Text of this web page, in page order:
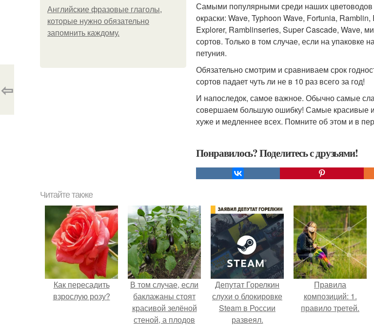
Английские фразовые глаголы,
которые нужно обязательно
запомнить каждому.
Самыми популярными среди наших
окраски: Wave, Typhoon Wave, Fortunia,
Explorer, Ramblinseries, Super Cascade, Wave,
сортов. Только в том случае, если на упаковке
петуния.
Обязательно смотрим и сравниваем срок
сортов падает чуть ли не в 10 раз всего за год!
И напоследок, самое важное. Обычно самые
совершаем большую ошибку! Самые красивые и
хуже и медленнее всех. Помните об этом и в
Понравилось? Поделитесь с друзьями!
⇦
Читайте также
Как пересадить
взрослую розу?
В том случае, если
баклажаны стоят
красивой зелёной
стеной, а плодов
Депутат Горелкин
слухи о блокировке
Steam в России
развеял.
Правила
композиций: 1.
правило третей.